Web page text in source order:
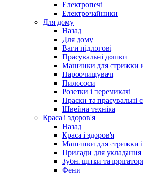
Електропечі
Електрочайники
Для дому
Назад
Для дому
Ваги підлогові
Прасувальні дошки
Машинки для стрижки
Пароочищувачі
Пилососи
Розетки і перемикачі
Праски та прасувальні
Швейна техніка
Краса і здоров'я
Назад
Краса і здоров'я
Машинки для стрижки
Прилади для укладання
Зубні щітки та
Фени